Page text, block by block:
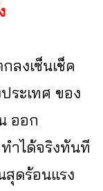
งเซ็นเช็ค
ระเทศ ของ
ออก
ำได้จริงทันที
สุดร้อนแรง